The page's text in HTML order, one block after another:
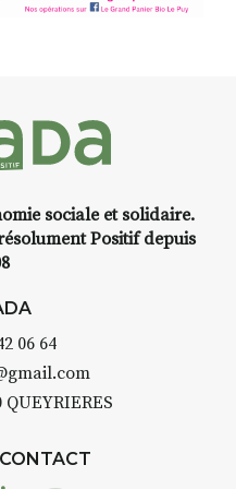
INTERVIEW
une galerie à
Le Fumoir n’est
permanente.
organise
sociale et solidaire.
Positif depuis
06 64
QUEYRIERES